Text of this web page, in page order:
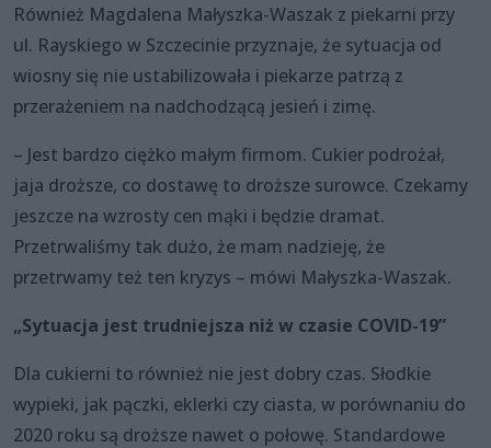
Również Magdalena Małyszka-Waszak z piekarni przy
ul. Rayskiego w Szczecinie przyznaje, że sytuacja od
wiosny się nie ustabilizowała i piekarze patrzą z
przerażeniem na nadchodzącą jesień i zimę.
– Jest bardzo ciężko małym firmom. Cukier podrożał,
jaja droższe, co dostawę to droższe surowce. Czekamy
jeszcze na wzrosty cen mąki i będzie dramat.
Przetrwaliśmy tak dużo, że mam nadzieję, że
przetrwamy też ten kryzys – mówi Małyszka-Waszak.
„Sytuacja jest trudniejsza niż w czasie COVID-19”
Dla cukierni to również nie jest dobry czas. Słodkie
wypieki, jak pączki, eklerki czy ciasta, w porównaniu do
2020 roku są droższe nawet o połowę. Standardowe